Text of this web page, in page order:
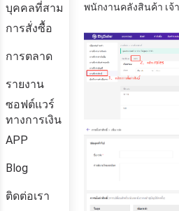
บุคคลที่สาม
การสั่งซื้อ
การตลาด
รายงาน
ซอฟต์แวร์
ทางการเงิน
APP
Blog
ติดต่อเรา